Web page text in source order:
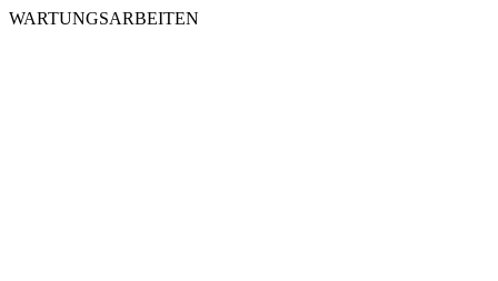
WARTUNGSARBEITEN